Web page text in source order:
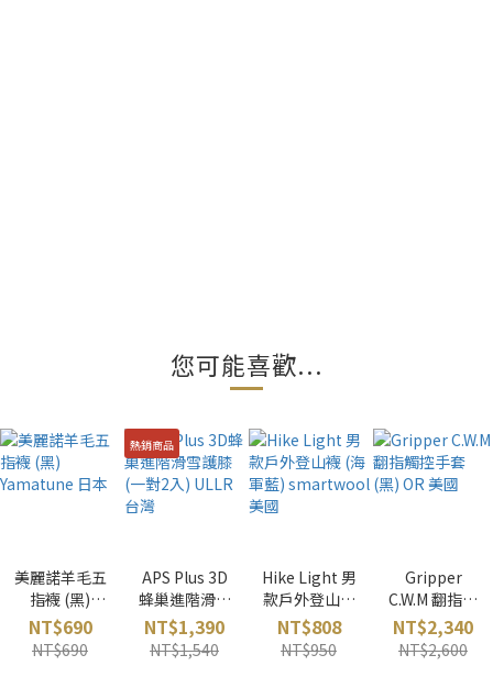
您可能喜歡...
美麗諾羊毛五
指襪 (黑)
Yamatune 日
本
NT$690
NT$690
熱銷商品
APS Plus 3D
蜂巢進階滑雪
護膝 (一對2
入) ULLR 台灣
NT$1,390
NT$1,540
Hike Light 男
款戶外登山襪
(海軍藍)
smartwool
美國
NT$808
NT$950
Gripper
C.W.M 翻指觸
控手套 (黑)
OR 美國
NT$2,340
NT$2,600